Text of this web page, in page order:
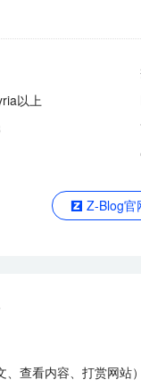
以上
Z-Blog官
查看内容、打赏网